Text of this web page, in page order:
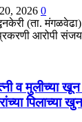
2026 0
(ता.
आरोपी संजय
व मुलीच्या
पिलाच्या